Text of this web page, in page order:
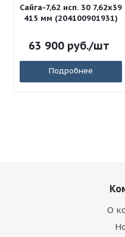
Сайга-7,62 исп. 30 7,62x39
415 мм (204100901931)
63 900руб./шт
Подробнее
О